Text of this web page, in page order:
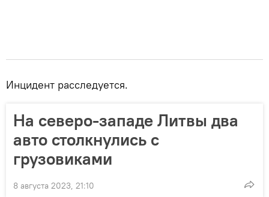
Инцидент расследуется.
На северо-западе Литвы два
авто столкнулись с
грузовиками
8 августа 2023, 21:10